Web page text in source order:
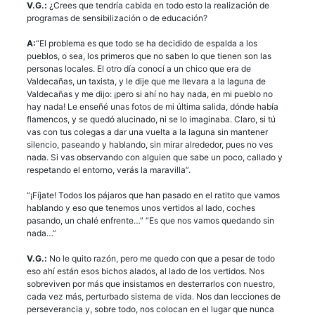
V.G.: ¿Crees que tendría cabida en todo esto la realización de
programas de sensibilización o de educación?
A:“El problema es que todo se ha decidido de espalda a los
pueblos, o sea, los primeros que no saben lo que tienen son las
personas locales. El otro día conocí a un chico que era de
Valdecañas, un taxista, y le dije que me llevara a la laguna de
Valdecañas y me dijo: ¡pero si ahí no hay nada, en mi pueblo no
hay nada! Le enseñé unas fotos de mi última salida, dónde había
flamencos, y se quedó alucinado, ni se lo imaginaba. Claro, si tú
vas con tus colegas a dar una vuelta a la laguna sin mantener
silencio, paseando y hablando, sin mirar alrededor, pues no ves
nada. Si vas observando con alguien que sabe un poco, callado y
respetando el entorno, verás la maravilla”.
“¡Fíjate! Todos los pájaros que han pasado en el ratito que vamos
hablando y eso que tenemos unos vertidos al lado, coches
pasando, un chalé enfrente…” “Es que nos vamos quedando sin
nada…”
V.G.: No le quito razón, pero me quedo con que a pesar de todo
eso ahí están esos bichos alados, al lado de los vertidos. Nos
sobreviven por más que insistamos en desterrarlos con nuestro,
cada vez más, perturbado sistema de vida. Nos dan lecciones de
perseverancia y, sobre todo, nos colocan en el lugar que nunca